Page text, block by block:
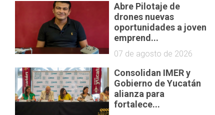
Abre Pilotaje de
drones nuevas
oportunidades a joven
emprend...
07 de agosto de 2026
Consolidan IMER y
Gobierno de Yucatán
alianza para
fortalece...